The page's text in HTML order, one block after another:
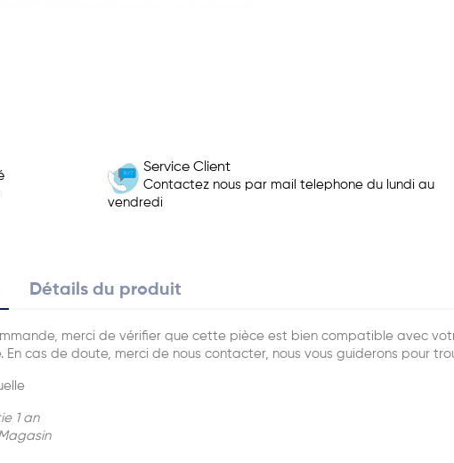
Service Client
Contactez nous par mail telephone du lundi au
vendredi
Détails du produit
merci de vérifier que cette pièce est bien compatible avec
En cas de doute, merci de nous contacter, nous vous guiderons pour
1 an